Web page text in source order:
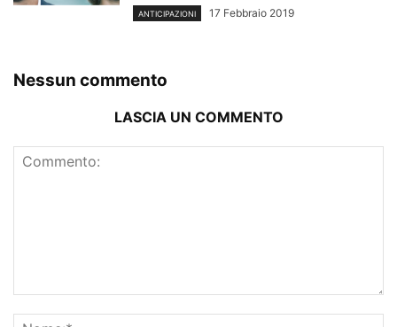
ANTICIPAZIONI 17 Febbraio 2019
Nessun commento
LASCIA UN COMMENTO